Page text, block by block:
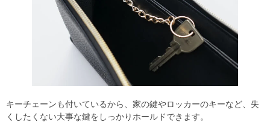
キーチェーンも付いているから、家の鍵やロッカーのキーなど、失
くしたくない大事な鍵をしっかりホールドできます。